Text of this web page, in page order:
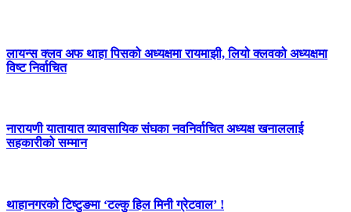
लायन्स क्लव अफ थाहा पिसको अध्यक्षमा रायमाझी, लियो क्लवको अध्यक्षमा
विष्ट निर्वाचित
नारायणी यातायात व्यावसायिक संघका नवनिर्वाचित अध्यक्ष खनाललाई
सहकारीको सम्मान
थाहानगरको टिष्टुङमा ‘टल्कु हिल मिनी ग्रेटवाल’ !